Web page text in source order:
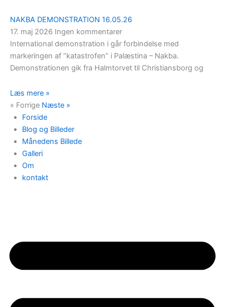
NAKBA DEMONSTRATION 16.05.26
17. maj 2026 Ingen kommentarer
International demonstration i går forbindelse med
markeringen af ”katastrofen” i Palæstina – Nakba.
Demonstrationen gik fra Halmtorvet til Christiansborg og
Læs mere »
« Forrige Næste »
Forside
Blog og Billeder
Månedens Billede
Galleri
Om
kontakt